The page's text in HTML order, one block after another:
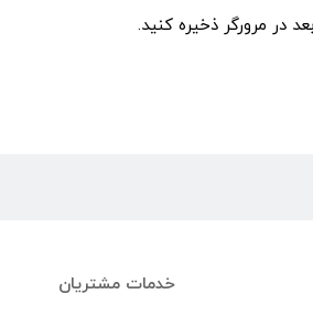
در مرورگر ذخیره کنید.
خدمات مشتریان